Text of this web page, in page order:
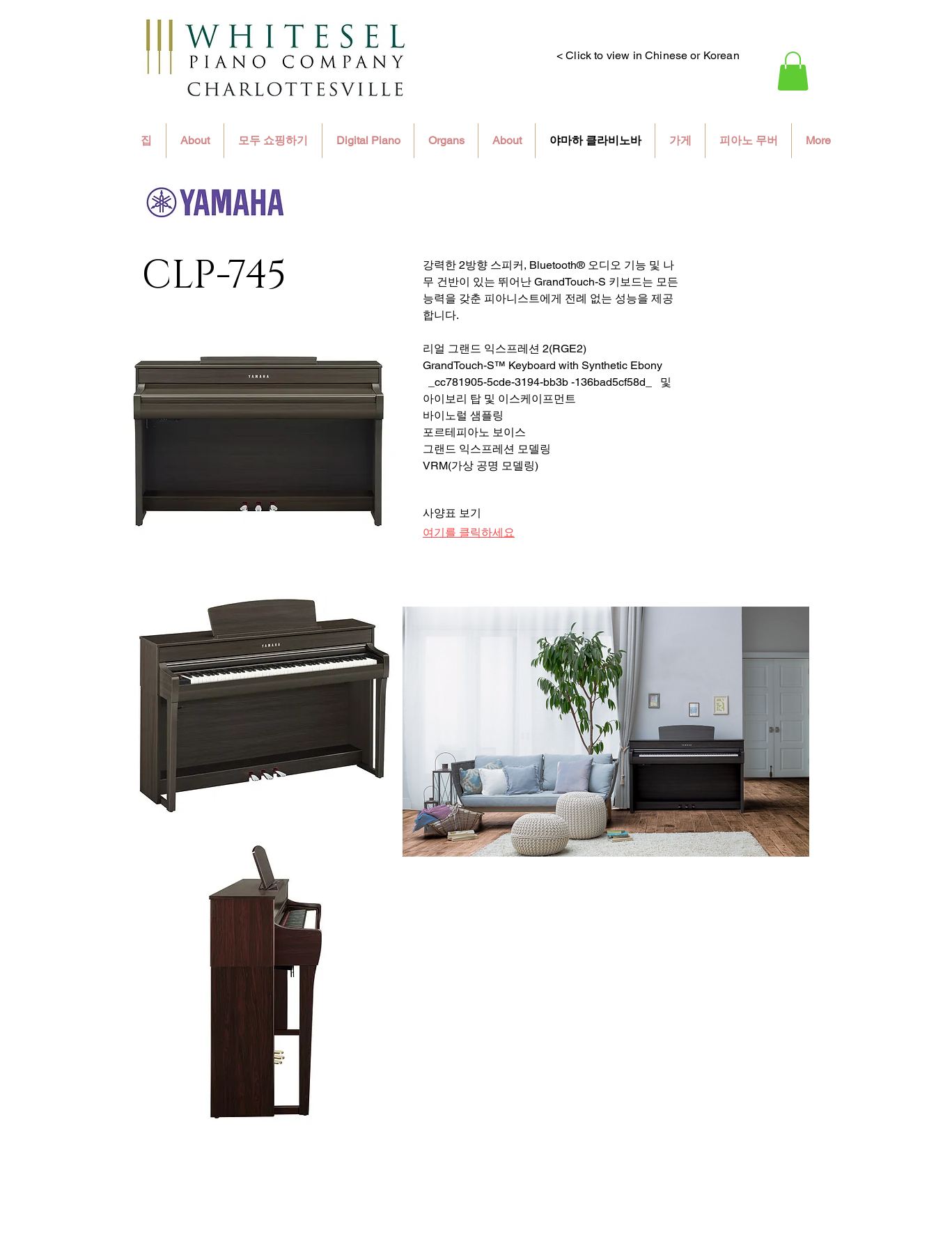
< Click to view in Chinese or Korean
집 About 모두 쇼핑하기 Digital Piano Organs About 야마하 클라비노바 가게 피아노 무버 More
CLP-745
강력한 2방향 스피커, Bluetooth® 오디오 기능 및 나
무 건반이 있는 뛰어난 GrandTouch-S 키보드는 모든
능력을 갖춘 피아니스트에게 전례 없는 성능을 제공
합니다.
리얼 그랜드 익스프레션 2(RGE2)
GrandTouch-S™ Keyboard with Synthetic Ebony
_cc781905-5cde-3194-bb3b -136bad5cf58d_ 및
아이보리 탑 및 이스케이프먼트
바이노럴 샘플링
포르테피아노 보이스
그랜드 익스프레션 모델링
VRM(가상 공명 모델링)
사양표 보기
여기를 클릭하세요